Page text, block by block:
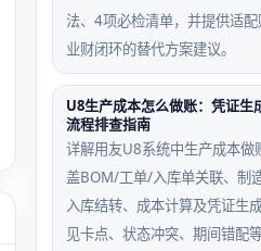
法、4项必检清单，并提供适
业财闭环的替代方案建议。
U8生产成本怎么做账：凭证生
流程排查指南
详解用友U8系统中生产成本做
盖BOM/工单/入库单关联、制
入库结转、成本计算及凭证生
见卡点、状态冲突、期间错配